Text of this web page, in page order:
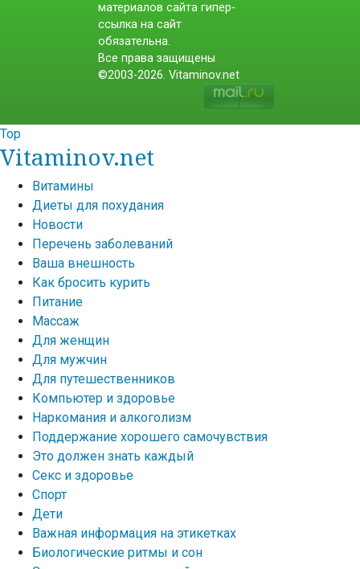
материалов сайта гипер-
ссылка на сайт
обязательна.
Все права защищены
©2003-2026. Vitaminov.net
Top
Vitaminov.net
Витамины
Диеты для похудания
Новости
Перечень заболеваний
Ваша внешность
Как бросить курить
Питание
Массаж
Для женщин
Для мужчин
Для путешественников
Компьютер и здоровье
Наркомания и алкоголизм
Поддержание хорошего самочувствия
Это должен знать каждый
Секс и здоровье
Спорт
Дети
Важная информация на этикетках
Биологические ритмы и сон